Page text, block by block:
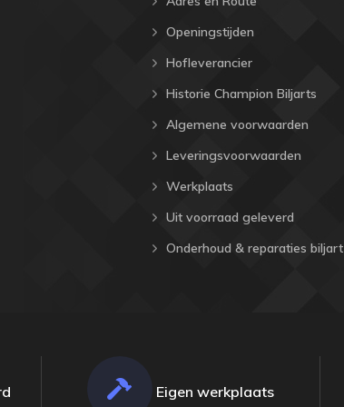
Openingstijden
Hofleverancier
Historie Champion Biljarts
Algemene voorwaarden
Leveringsvoorwaarden
Werkplaats
Uit voorraad geleverd
Onderhoud & reparaties biljart
Eigen werkplaats